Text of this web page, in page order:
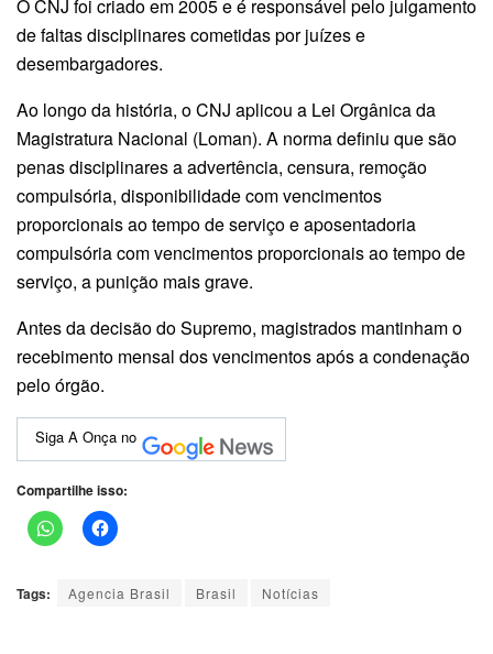
O CNJ foi criado em 2005 e é responsável pelo julgamento
de faltas disciplinares cometidas por juízes e
desembargadores.
Ao longo da história, o CNJ aplicou a Lei Orgânica da
Magistratura Nacional (Loman). A norma definiu que são
penas disciplinares a advertência, censura, remoção
compulsória, disponibilidade com vencimentos
proporcionais ao tempo de serviço e aposentadoria
compulsória com vencimentos proporcionais ao tempo de
serviço, a punição mais grave.
Antes da decisão do Supremo, magistrados mantinham o
recebimento mensal dos vencimentos após a condenação
pelo órgão.
Siga A Onça no
Compartilhe isso:
Tags: Agencia Brasil Brasil Notícias